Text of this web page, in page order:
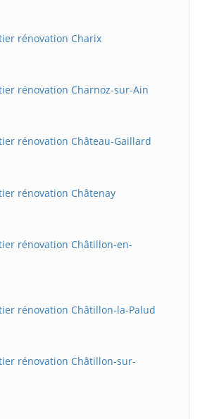
rénovation Charix
rénovation Charnoz-sur-Ain
rénovation Château-Gaillard
rénovation Châtenay
rénovation Châtillon-en-
rénovation Châtillon-la-Palud
rénovation Châtillon-sur-